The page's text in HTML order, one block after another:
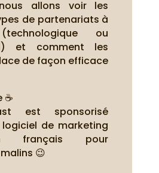
nous allons voir les
de partenariats à
ou
et comment les
de façon efficace
est sponsorisé
de marketing
français pour
😉